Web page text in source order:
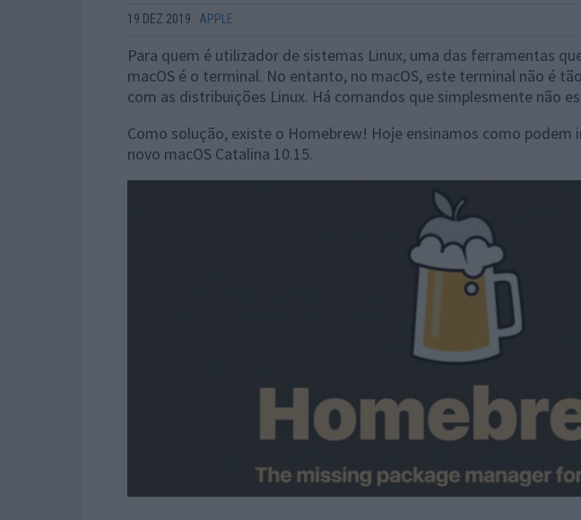
19 DEZ 2019 · APPLE
Para quem é utilizador de sistemas Linux, uma das ferramentas
macOS é o terminal. No entanto, no macOS, este terminal não é
com as distribuições Linux. Há comandos que simplesmente não
Como solução, existe o Homebrew! Hoje ensinamos como
novo macOS Catalina 10.15.